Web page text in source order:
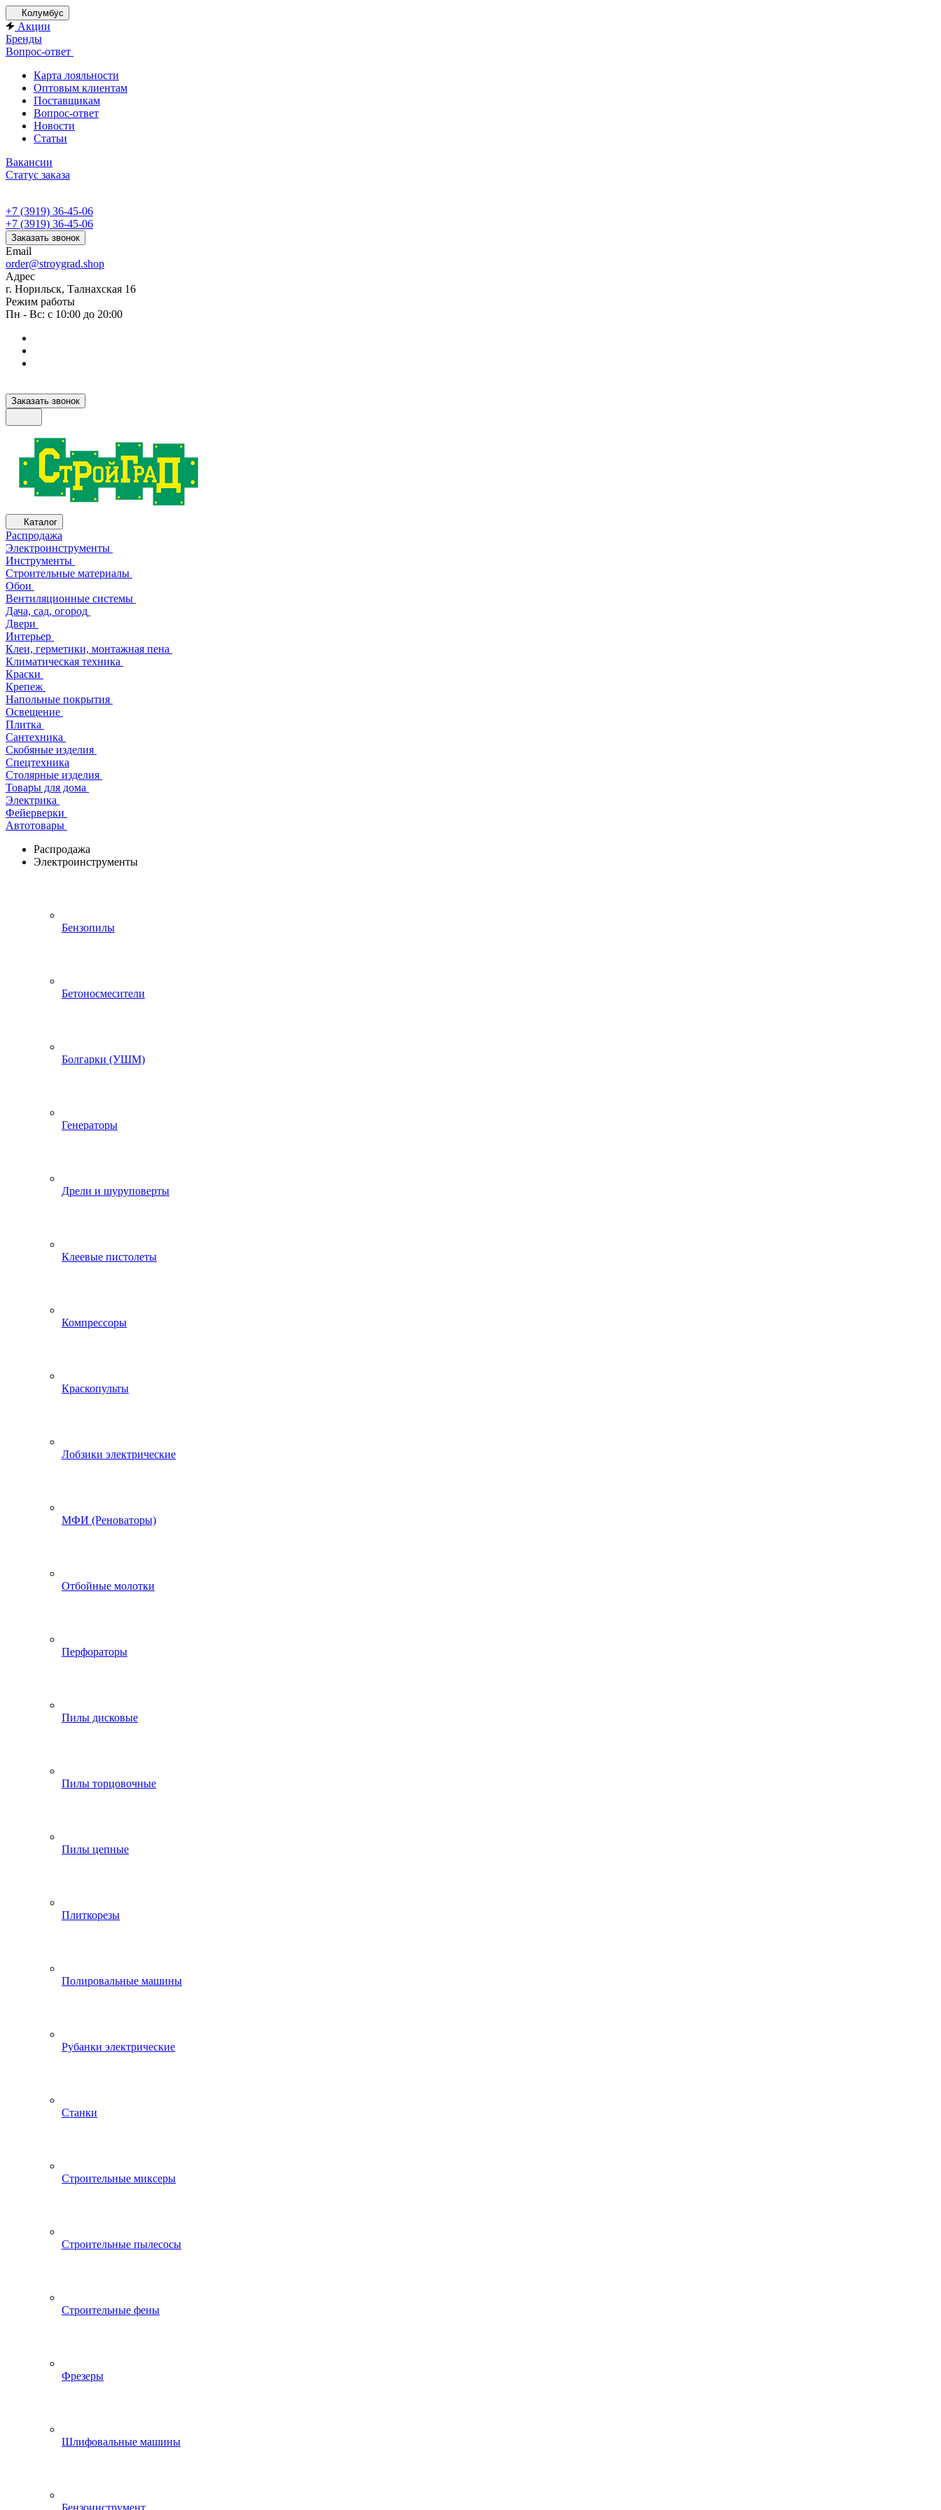
Колумбус
Акции
Бренды
Вопрос-ответ
Карта лояльности
Оптовым клиентам
Поставщикам
Вопрос-ответ
Новости
Статьи
Вакансии
Статус заказа
+7 (3919) 36-45-06
+7 (3919) 36-45-06
Заказать звонок
Email
order@stroygrad.shop
Адрес
г. Норильск, Талнахская 16
Режим работы
Пн - Вс: с 10:00 до 20:00
Заказать звонок
Каталог
Распродажа
Электроинструменты
Инструменты
Строительные материалы
Обои
Вентиляционные системы
Дача, сад, огород
Двери
Интерьер
Клеи, герметики, монтажная пена
Климатическая техника
Краски
Крепеж
Напольные покрытия
Освещение
Плитка
Сантехника
Скобяные изделия
Спецтехника
Столярные изделия
Товары для дома
Электрика
Фейерверки
Автотовары
Распродажа
Электроинструменты
Бензопилы
Бетоносмесители
Болгарки (УШМ)
Генераторы
Дрели и шуруповерты
Клеевые пистолеты
Компрессоры
Краскопульты
Лобзики электрические
МФИ (Реноваторы)
Отбойные молотки
Перфораторы
Пилы дисковые
Пилы торцовочные
Пилы цепные
Плиткорезы
Полировальные машины
Рубанки электрические
Станки
Строительные миксеры
Строительные пылесосы
Строительные фены
Фрезеры
Шлифовальные машины
Бензоинструмент